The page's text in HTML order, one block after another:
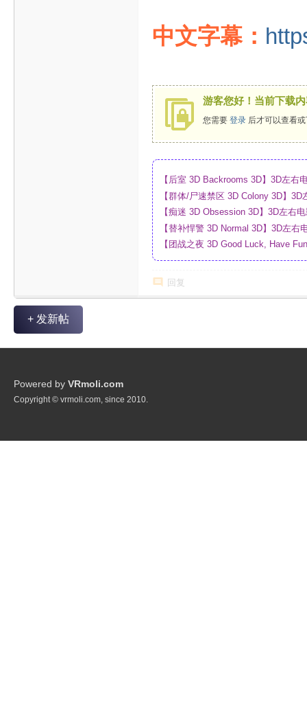
中文字幕：
游客您好！当前下载
您需要 登录 后才可以查看
【后室 3D Backrooms 3D】3D左右
【群体/尸速禁区 3D Colony 3D】
_网盘
【痴迷 3D Obsession 3D】3D左右
【替补悍警 3D Normal 3D】3D左
【团战之夜 3D Good Luck, Have
回复
+ 发新帖
Powered by VRmoli.com
Copyright © vrmoli.com, since 2010.